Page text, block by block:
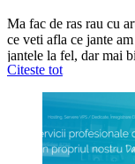
Ma fac de ras rau cu
ce veti afla ce jante
jantele la fel, dar mai
procedeaza K9
Citeste tot